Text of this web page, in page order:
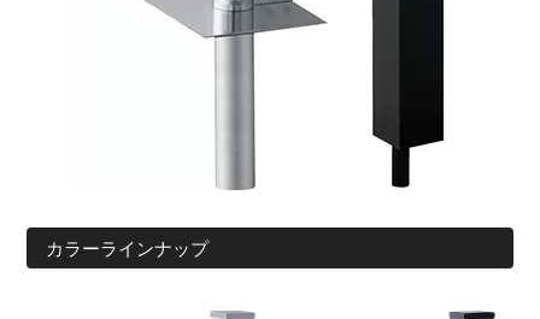
カラーラインナップ